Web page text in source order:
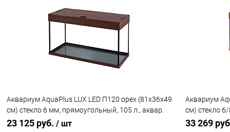
Купить в 1 клик Сравнение
В избранное Под заказ
Купить в
В избранное
Аквариум AquaPlus LUX LED П120 орех (81х36х49
см) стекло 6 мм, прямоугольный, 105 л., аквар.
коврик
23 125 руб. / шт
Аквариум
см) стекло
лампами Т8
33 269